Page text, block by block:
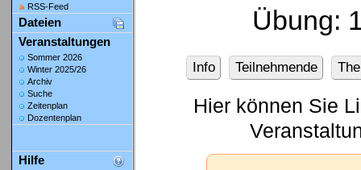
RSS-Feed
Dateien
Veranstaltungen
Sommer 2026
Winter 2025/26
Archiv
Suche
Zeitenplan
Dozentenplan
Hilfe
Übung:
Info Teilnehmende
Hier können Sie